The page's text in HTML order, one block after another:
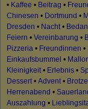
• Kaffee • Beitrag •
Chinesen • Dortmund •
Dresden • Nacht•
Feiern • Vereinbarung •
Pizzeria • Freundinnen •
Einkaufsbummel •
Kleinigkeit• Erlebnis •
Dessert• Advent•
Herrenabend •
Auszahlung •